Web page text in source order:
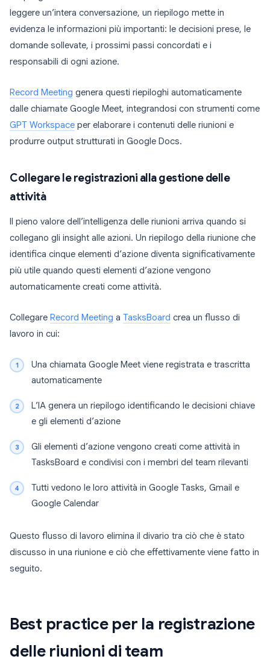
leggere un’intera conversazione, un riepilogo mette in
evidenza le informazioni più importanti: le decisioni prese, le
domande sollevate, i prossimi passi concordati e i
responsabili di ogni azione.
Record Meeting genera questi riepiloghi automaticamente
dalle chiamate Google Meet, integrandosi con strumenti come
GPT Workspace per elaborare i contenuti delle riunioni e
produrre output strutturati in Google Docs.
Collegare le registrazioni alla gestione delle
attività
Il pieno valore dell’intelligenza delle riunioni arriva quando si
collegano gli insight alle azioni. Un riepilogo della riunione che
identifica cinque elementi d’azione diventa significativamente
più utile quando questi elementi d’azione vengono
automaticamente creati come attività.
Collegare Record Meeting a TasksBoard crea un flusso di
lavoro in cui:
Una chiamata Google Meet viene registrata e trascritta
automaticamente
L’IA genera un riepilogo identificando le decisioni chiave
e gli elementi d’azione
Gli elementi d’azione vengono creati come attività in
TasksBoard e condivisi con i membri del team rilevanti
Tutti vedono le loro attività in Google Tasks, Gmail e
Google Calendar
Questo flusso di lavoro elimina il divario tra ciò che è stato
discusso in una riunione e ciò che effettivamente viene fatto in
seguito.
Best practice per la registrazione
delle riunioni di team